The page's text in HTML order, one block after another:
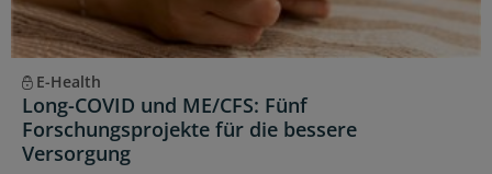
E-Health
Long-COVID und ME/CFS: Fünf
Forschungsprojekte für die bessere
Versorgung